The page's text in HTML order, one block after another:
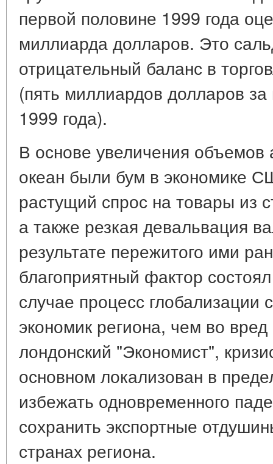
первой половине 1999 года
миллиарда долларов. Это
отрицательный баланс в
(пять миллиардов долларов
1999 года).
В основе увеличения объемов
океан были бум в экономике
растущий спрос на товары из
а также резкая девальвация
результате пережитого ими
благоприятный фактор
случае процесс глобализации
экономик региона, чем во
лондонский "Экономист",
основном локализован в
избежать одновременного
сохранить экспортные
странах региона.